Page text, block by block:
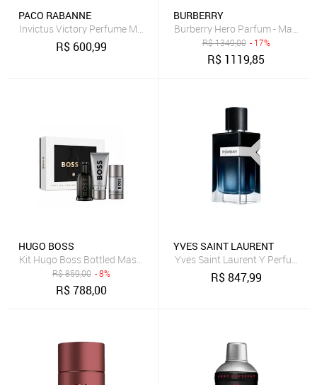
PACO RABANNE
Invictus Victory Perfume Masculino Eau de Parfum 100 ml
R$ 600,99
BURBERRY
Burberry Hero Parfum -
R$1349,00 - 17%
R$ 1119,85
HUGO BOSS
Kit Hugo Boss Bottled Masculino Edp 100ml + Gb 100ml + Db 75ml
R$859,00 - 8%
R$788,00
YVES SAINT LAURENT
R$847,99